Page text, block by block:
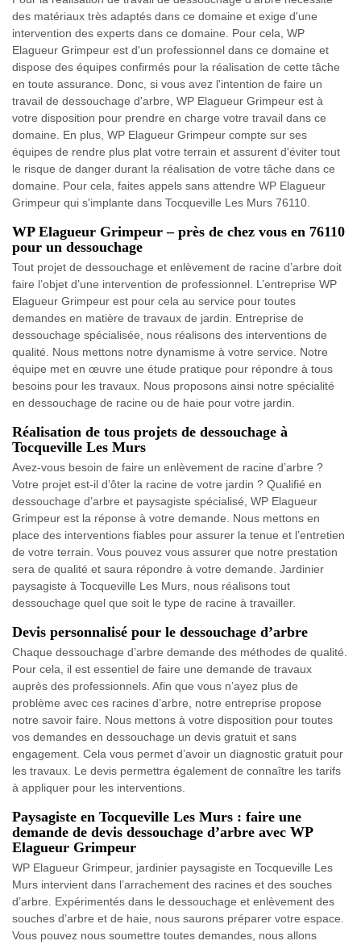
des matériaux très adaptés dans ce domaine et exige d'une
intervention des experts dans ce domaine. Pour cela, WP
Elagueur Grimpeur est d'un professionnel dans ce domaine et
dispose des équipes confirmés pour la réalisation de cette tâche
en toute assurance. Donc, si vous avez l'intention de faire un
travail de dessouchage d'arbre, WP Elagueur Grimpeur est à
votre disposition pour prendre en charge votre travail dans ce
domaine. En plus, WP Elagueur Grimpeur compte sur ses
équipes de rendre plus plat votre terrain et assurent d'éviter tout
le risque de danger durant la réalisation de votre tâche dans ce
domaine. Pour cela, faites appels sans attendre WP Elagueur
Grimpeur qui s'implante dans Tocqueville Les Murs 76110.
WP Elagueur Grimpeur – près de chez vous en 76110
pour un dessouchage
Tout projet de dessouchage et enlèvement de racine d’arbre doit
faire l’objet d’une intervention de professionnel. L’entreprise WP
Elagueur Grimpeur est pour cela au service pour toutes
demandes en matière de travaux de jardin. Entreprise de
dessouchage spécialisée, nous réalisons des interventions de
qualité. Nous mettons notre dynamisme à votre service. Notre
équipe met en œuvre une étude pratique pour répondre à tous
besoins pour les travaux. Nous proposons ainsi notre spécialité
en dessouchage de racine ou de haie pour votre jardin.
Réalisation de tous projets de dessouchage à
Tocqueville Les Murs
Avez-vous besoin de faire un enlèvement de racine d’arbre ?
Votre projet est-il d’ôter la racine de votre jardin ? Qualifié en
dessouchage d’arbre et paysagiste spécialisé, WP Elagueur
Grimpeur est la réponse à votre demande. Nous mettons en
place des interventions fiables pour assurer la tenue et l’entretien
de votre terrain. Vous pouvez vous assurer que notre prestation
sera de qualité et saura répondre à votre demande. Jardinier
paysagiste à Tocqueville Les Murs, nous réalisons tout
dessouchage quel que soit le type de racine à travailler.
Devis personnalisé pour le dessouchage d’arbre
Chaque dessouchage d’arbre demande des méthodes de qualité.
Pour cela, il est essentiel de faire une demande de travaux
auprès des professionnels. Afin que vous n’ayez plus de
problème avec ces racines d’arbre, notre entreprise propose
notre savoir faire. Nous mettons à votre disposition pour toutes
vos demandes en dessouchage un devis gratuit et sans
engagement. Cela vous permet d’avoir un diagnostic gratuit pour
les travaux. Le devis permettra également de connaître les tarifs
à appliquer pour les interventions.
Paysagiste en Tocqueville Les Murs : faire une
demande de devis dessouchage d’arbre avec WP
Elagueur Grimpeur
WP Elagueur Grimpeur, jardinier paysagiste en Tocqueville Les
Murs intervient dans l’arrachement des racines et des souches
d’arbre. Expérimentés dans le dessouchage et enlèvement des
souches d’arbre et de haie, nous saurons préparer votre espace.
Vous pouvez nous soumettre toutes demandes, nous allons